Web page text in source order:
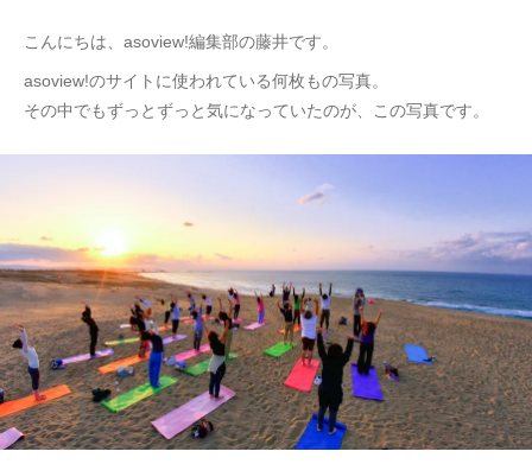
こんにちは、asoview!編集部の藤井です。
asoview!のサイトに使われている何枚もの写真。
その中でもずっとずっと気になっていたのが、この写真です。